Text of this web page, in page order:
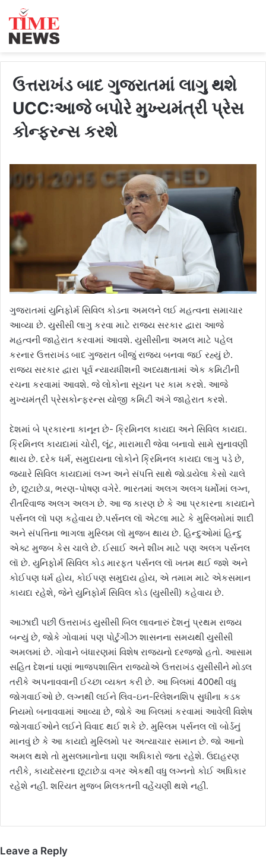
ઉત્તરાખંડ બાદ ગુજરાતમાં લાગુ થશે
UCC:આજે બપોરે મુખ્યમંત્રી પ્રેસ
કોન્ફરન્સ કરશે
ગુજરાતમાં યુનિફોર્મ સિવિલ કોડના અમલને લઈ મહત્વના સમાચાર
આવ્યા છે. યુસીસી લાગુ કરવા માટે રાજ્ય સરકાર દ્વારા આજે
મહત્વની જાહેરાત કરવામાં આવશે. યુસીસીના અમલ માટે પહેલ
કરનાર ઉત્તરાખંડ બાદ ગુજરાત બીજું રાજ્ય બનવા જઈ રહ્યું છે.
રાજ્ય સરકાર દ્વારા પૂર્વ ન્યાયધીશની અધ્યક્ષતામાં એક કમિટીની
રચના કરવામાં આવશે. જે લોકોના સૂચન પર કામ કરશે. આજે
મુખ્યમંત્રી પ્રેસકોન્ફરન્સ યોજી કમિટી અંગે જાહેરાત કરશે.
દેશમાં બે પ્રકારના કાનૂન છે- ક્રિમિનલ કાયદા અને સિવિલ કાયદા.
ક્રિમિનલ કાયદામાં ચોરી, લૂંટ, મારામારી જેવા બનાવો સામે સુનાવણી
થાય છે. દરેક ધર્મ, સમુદાયના લોકોને ક્રિમિનલ કાયદા લાગુ પડે છે,
જ્યારે સિવિલ કાયદામાં લગ્ન અને સંપત્તિ સાથે જોડાયેલા કેસો ચાલે
છે, છૂટાછેડા, ભરણ-પોષણ વગેરે. ભારતમાં અલગ અલગ ધર્મોમાં લગ્ન,
રીતરિવાજ અલગ અલગ છે. આ જ કારણ છે કે આ પ્રકારના કાયદાને
પર્સનલ લૉ પણ કહેવાય છે.પર્સનલ લૉ એટલા માટે કે મુસ્લિમોમાં શાદી
અને સંપત્તિના ભાગલા મુસ્લિમ લૉ મુજબ થાય છે. હિન્દુઓમાં હિન્દુ
એક્ટ મુજબ કેસ ચાલે છે. ઈસાઈ અને શીખ માટે પણ અલગ પર્સનલ
લૉ છે. યુનિફોર્મ સિવિલ કોડ મારફત પર્સનલ લૉ ખતમ થઈ જશે અને
કોઈપણ ધર્મ હોય, કોઈપણ સમુદાય હોય, એ તમામ માટે એકસમાન
કાયદા રહેશે, જેને યુનિફોર્મ સિવિલ કોડ (યુસીસી) કહેવાય છે.
આઝાદી પછી ઉત્તરાખંડ યુસીસી બિલ લાવનારું દેશનું પ્રથમ રાજ્ય
બન્યું છે, જોકે ગોવામાં પણ પોર્ટુગીઝ શાસનના સમયથી યુસીસી
અમલમાં છે. ગોવાને બંધારણમાં વિશેષ રાજ્યનો દરજ્જો હતો. આસામ
સહિત દેશનાં ઘણાં ભાજપશાસિત રાજ્યોએ ઉત્તરાખંડ યુસીસીને મોડલ
તરીકે અપનાવવાની ઈચ્છા વ્યક્ત કરી છે. આ બિલમાં 400થી વધુ
જોગવાઈઓ છે. લગ્નથી લઈને લિવ-ઇન-રિલેશનશિપ સુધીના કડક
નિયમો બનાવવામાં આવ્યા છે, જોકે આ બિલમાં કરવામાં આવેલી વિશેષ
જોગવાઈઓને લઈને વિવાદ થઈ શકે છે. મુસ્લિમ પર્સનલ લૉ બોર્ડનું
માનવું છે કે આ કાયદો મુસ્લિમો પર અત્યાચાર સમાન છે. જો આનો
અમલ થશે તો મુસલમાનોના ઘણા અધિકારો જતા રહેશે. ઉદાહરણ
તરીકે, કાયદેસરના છૂટાછેડા વગર એકથી વધુ લગ્નનો કોઈ અધિકાર
રહેશે નહીં. શરિયત મુજબ મિલકતની વહેંચણી થશે નહીં.
Leave a Reply